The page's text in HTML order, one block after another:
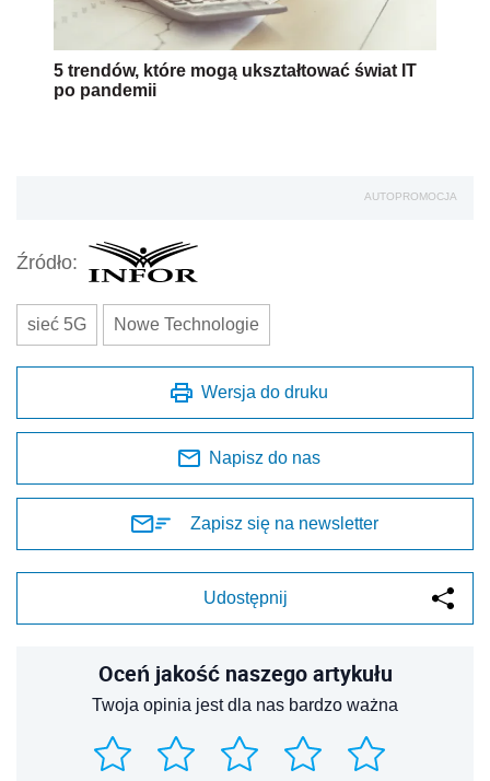
5 trendów, które mogą ukształtować świat IT
po pandemii
AUTOPROMOCJA
Źródło:
sieć 5G Nowe Technologie
Wersja do druku
Napisz do nas
Zapisz się na newsletter
Udostępnij
Oceń jakość naszego artykułu
Twoja opinia jest dla nas bardzo ważna